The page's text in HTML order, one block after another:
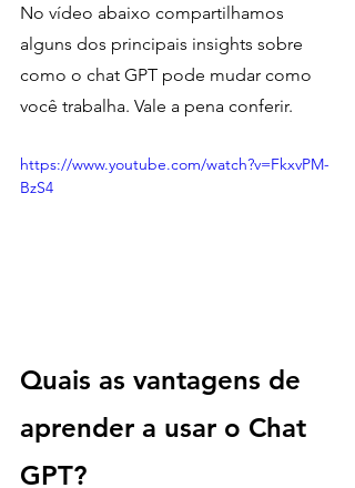
No vídeo abaixo compartilhamos
alguns dos principais insights sobre
como o chat GPT pode mudar como
você trabalha. Vale a pena conferir.
https://www.youtube.com/watch?v=FkxvPM-
BzS4
Quais as vantagens de
aprender a usar o Chat
GPT?